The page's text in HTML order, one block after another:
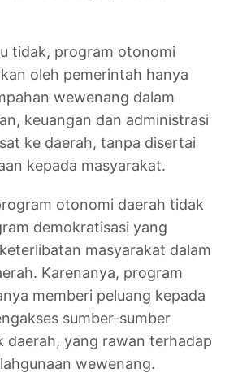
tidak, program otonomi
oleh pemerintah hanya
wewenang dalam
keuangan dan administrasi
ke daerah, tanpa disertai
kepada masyarakat.
otonomi daerah tidak
demokratisasi yang
masyarakat dalam
Karenanya, program
memberi peluang kepada
sumber-sumber
daerah, yang rawan terhadap
wewenang.